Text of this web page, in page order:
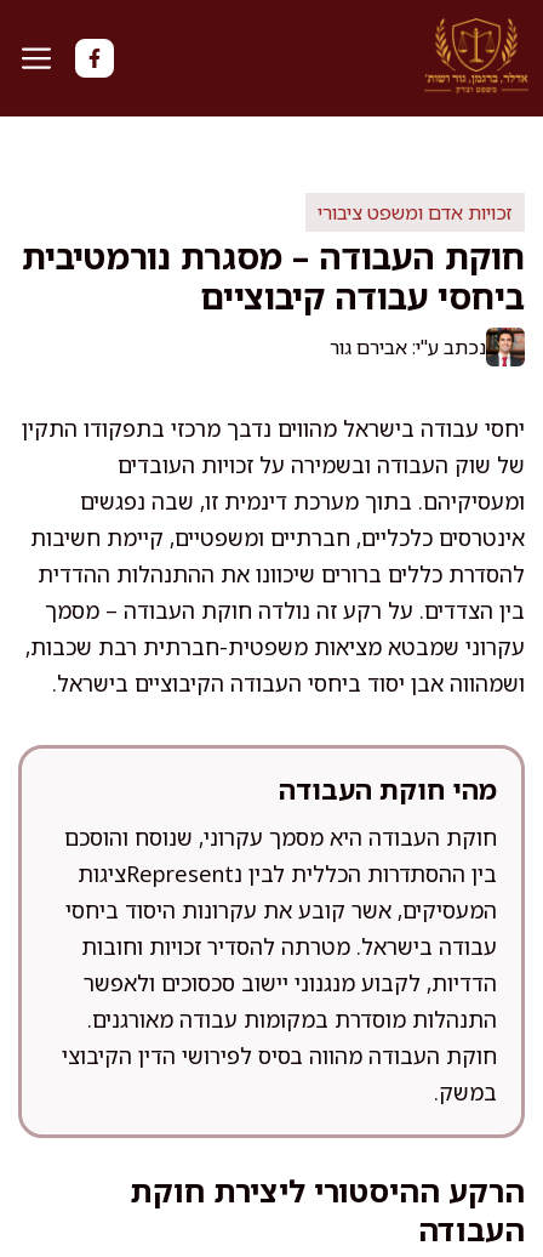
לדלג
לתוכן
זכויות אדם ומשפט ציבורי
חוקת העבודה – מסגרת נורמטיבית
ביחסי עבודה קיבוציים
נכתב ע"י: אבירם גור
יחסי עבודה בישראל מהווים נדבך מרכזי בתפקודו התקין
של שוק העבודה ובשמירה על זכויות העובדים
ומעסיקיהם. בתוך מערכת דינמית זו, שבה נפגשים
אינטרסים כלכליים, חברתיים ומשפטיים, קיימת חשיבות
להסדרת כללים ברורים שיכוונו את ההתנהלות ההדדית
בין הצדדים. על רקע זה נולדה חוקת העבודה – מסמך
עקרוני שמבטא מציאות משפטית-חברתית רבת שכבות,
ושמהווה אבן יסוד ביחסי העבודה הקיבוציים בישראל.
מהי חוקת העבודה
חוקת העבודה היא מסמך עקרוני, שנוסח והוסכם
בין ההסתדרות הכללית לבין נRepresentציגות
המעסיקים, אשר קובע את עקרונות היסוד ביחסי
עבודה בישראל. מטרתה להסדיר זכויות וחובות
הדדיות, לקבוע מנגנוני יישוב סכסוכים ולאפשר
התנהלות מוסדרת במקומות עבודה מאורגנים.
חוקת העבודה מהווה בסיס לפירושי הדין הקיבוצי
במשק.
הרקע ההיסטורי ליצירת חוקת
העבודה